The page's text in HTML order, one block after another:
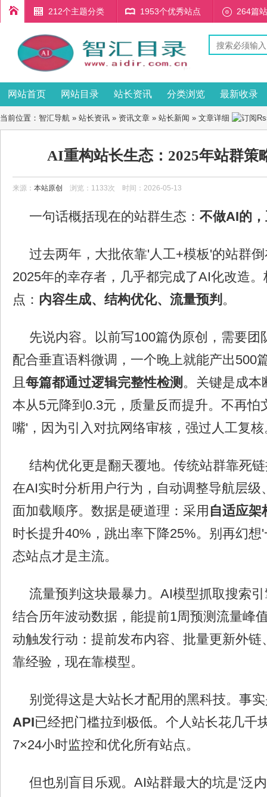
212个主题分类 1953个优秀站点 264篇
网站首页 网站目录 站长资讯 分类浏览 最新收录
当前位置： 智汇导航 » 站长资讯 » 资讯文章 » 站长新闻 » 文章详细
AI重构站长生态：2025年站群策
来源： 本站原创 浏览：1133次 时间：2026-05-13
一句话概括现在的站群生态： 不做AI的
过去两年，大批依靠'人工+模板'的站群
2025年的幸存者，几乎都完成了AI化改造
点： 内容生成、结构优化、流量预判 。
先说内容。以前写100篇伪原创，需要团
配合垂直语料微调，一个晚上就能产出500
且 每篇都通过逻辑完整性检测 。关键是成本
本从5元降到0.3元，质量反而提升。不再怕
嘴'，因为引入对抗网络审核，强过人工复核
结构优化更是翻天覆地。传统站群靠死
在AI实时分析用户行为，自动调整导航层级
面加载顺序。数据是硬道理：采用 自适应架
时长提升40%，跳出率下降25%。别再幻想
态站点才是主流。
流量预判这块最暴力。AI模型抓取搜索
结合历年波动数据，能提前1周预测流量峰
动触发行动：提前发布内容、批量更新外链
靠经验，现在靠模型。
别觉得这是大站长才配用的黑科技。事
API已经把门槛拉到极低。个人站长花几千
7×24小时监控和优化所有站点。
但也别盲目乐观。AI站群最大的坑是'泛